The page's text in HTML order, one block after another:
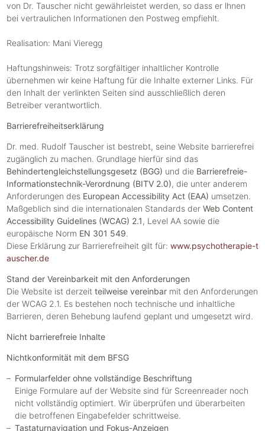
von Dr. Tauscher nicht gewährleistet werden, so dass er lhnen
bei vertraulichen Informationen den Postweg empfiehlt.
Realisation: Mani Vieregg
Haftungshinweis: Trotz sorgfältiger inhaltlicher Kontrolle
übernehmen wir keine Haftung für die Inhalte externer Links. Für
den Inhalt der verlinkten Seiten sind ausschließlich deren
Betreiber verantwortlich.
Barrierefreiheitserklärung
Dr. med. Rudolf Tauscher ist bestrebt, seine Website barrierefrei
zugänglich zu machen. Grundlage hierfür sind das
Behindertengleichstellungsgesetz (BGG) und die Barrierefreie-
Informationstechnik-Verordnung (BITV 2.0), die unter anderem
Anforderungen des European Accessibility Act (EAA) umsetzen.
Maßgeblich sind die internationalen Standards der Web Content
Accessibility Guidelines (WCAG) 2.1, Level AA sowie die
europäische Norm EN 301 549.
Diese Erklärung zur Barrierefreiheit gilt für: www.psychotherapie-t
auscher.de
Stand der Vereinbarkeit mit den Anforderungen
Die Website ist derzeit teilweise vereinbar mit den Anforderungen
der WCAG 2.1. Es bestehen noch technische und inhaltliche
Barrieren, deren Behebung laufend geplant und umgesetzt wird.
Nicht barrierefreie Inhalte
Nichtkonformität mit dem BFSG
Formularfelder ohne vollständige Beschriftung
Einige Formulare auf der Website sind für Screenreader noch
nicht vollständig optimiert. Wir überprüfen und überarbeiten
die betroffenen Eingabefelder schrittweise.
Tastaturnavigation und Fokus-Anzeigen